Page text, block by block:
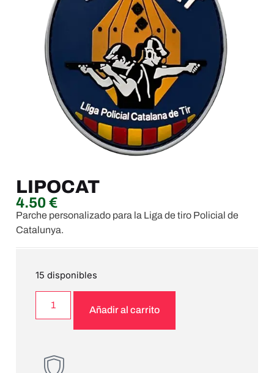
LIPOCAT
4.50€
Parche personalizado para la Liga de tiro Policial de
Catalunya.
15 disponibles
Añadir al carrito